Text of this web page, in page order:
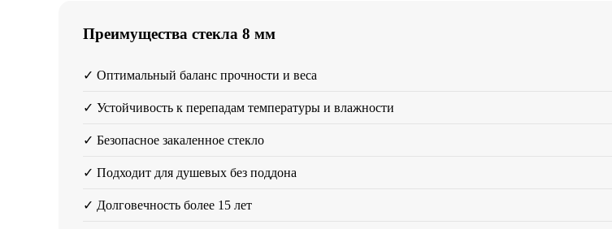
Преимущества стекла 8 мм
✓ Оптимальный баланс прочности и веса
✓ Устойчивость к перепадам температуры и влажности
✓ Безопасное закаленное стекло
✓ Подходит для душевых без поддона
✓ Долговечность более 15 лет